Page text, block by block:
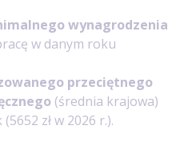
wynagrodzenia
w danym roku
przeciętnego
(średnia krajowa)
zł w 2026 r.).